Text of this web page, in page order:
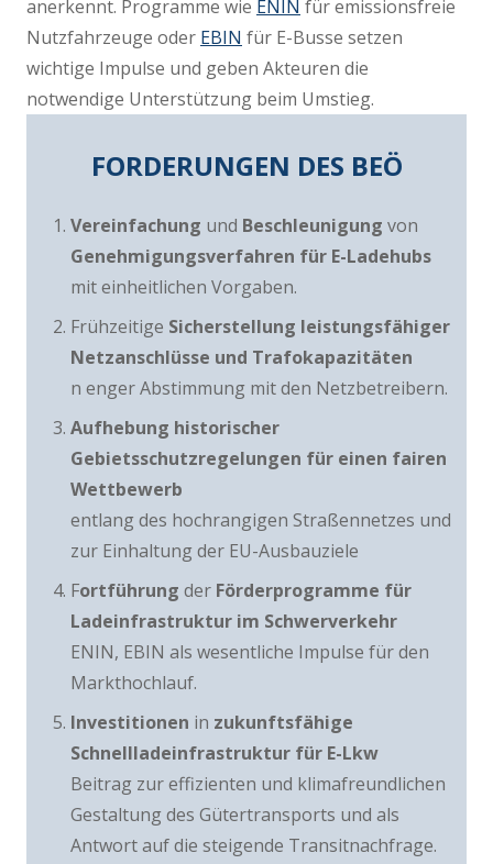
anerkennt. Programme wie ENIN für emissionsfreie
Nutzfahrzeuge oder EBIN für E-Busse setzen
wichtige Impulse und geben Akteuren die
notwendige Unterstützung beim Umstieg.
FORDERUNGEN DES BEÖ
Vereinfachung und Beschleunigung von
Genehmigungsverfahren für E-Ladehubs
mit einheitlichen Vorgaben.
Frühzeitige Sicherstellung leistungsfähiger
Netzanschlüsse und Trafokapazitäten
n enger Abstimmung mit den Netzbetreibern.
Aufhebung historischer
Gebietsschutzregelungen für einen fairen
Wettbewerb
entlang des hochrangigen Straßennetzes und
zur Einhaltung der EU-Ausbauziele
Fortführung der Förderprogramme für
Ladeinfrastruktur im Schwerverkehr
ENIN, EBIN als wesentliche Impulse für den
Markthochlauf.
Investitionen in zukunftsfähige
Schnellladeinfrastruktur für E-Lkw
Beitrag zur effizienten und klimafreundlichen
Gestaltung des Gütertransports und als
Antwort auf die steigende Transitnachfrage.